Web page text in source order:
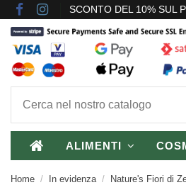
SCONTO DEL 10% SUL
ALIMENTI
Home In evidenza Nature's Fiori di